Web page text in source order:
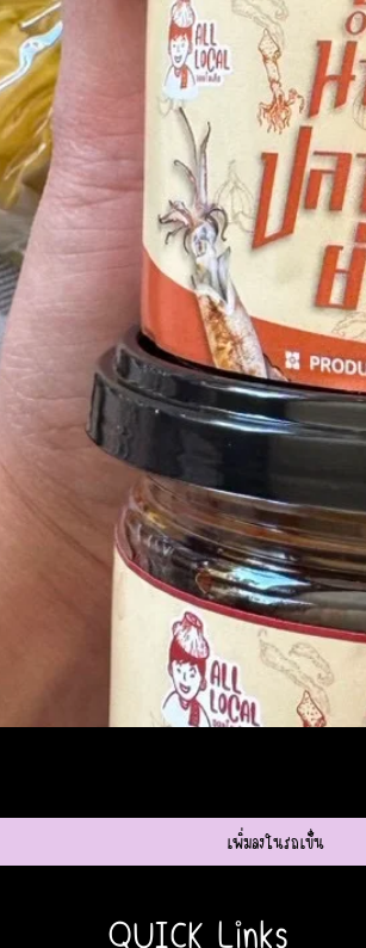
เพิ่มลงในรถเข็น
QUICK Links